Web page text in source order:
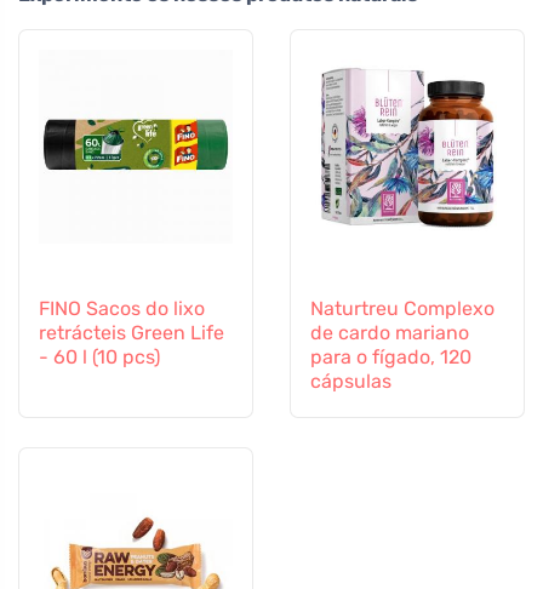
FINO Sacos do lixo
retrácteis Green Life
- 60 l (10 pcs)
Naturtreu Complexo
de cardo mariano
para o fígado, 120
cápsulas